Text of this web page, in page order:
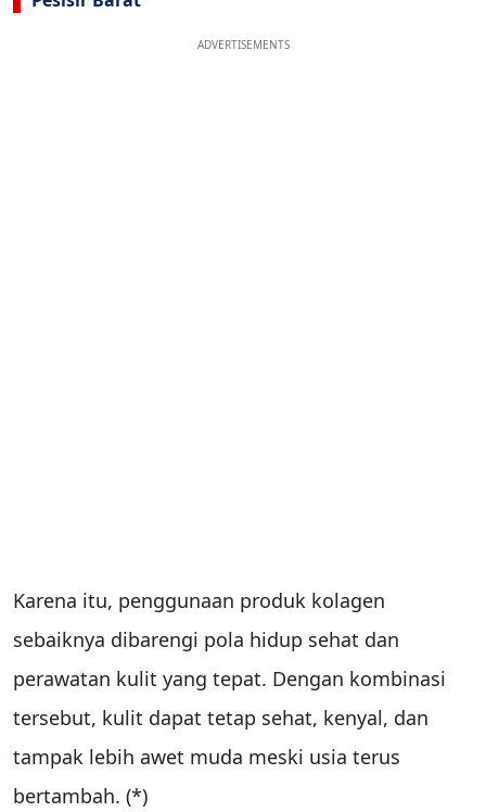
ADVERTISEMENTS
Karena itu, penggunaan produk kolagen
sebaiknya dibarengi pola hidup sehat dan
perawatan kulit yang tepat. Dengan kombinasi
tersebut, kulit dapat tetap sehat, kenyal, dan
tampak lebih awet muda meski usia terus
bertambah. (*)